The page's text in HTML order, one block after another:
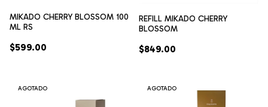
MIKADO CHERRY BLOSSOM 100
ML RS
$599.00
REFILL MIKADO CHERRY
BLOSSOM
$849.00
AGOTADO AGOTADO